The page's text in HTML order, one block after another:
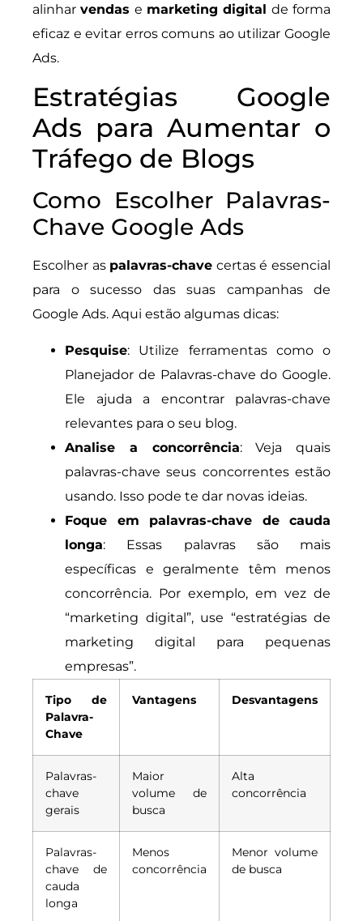
alinharvendas e marketing digital de forma
eficaz e evitar erros comuns ao utilizar Google
Ads.
Estratégias Google
Ads para Aumentar o
Tráfego de Blogs
Como Escolher Palavras-
Chave Google Ads
Escolher as palavras-chave certas é essencial
para o sucesso das suas campanhas de
Google Ads. Aqui estão algumas dicas:
Pesquise: Utilize ferramentas como o
Planejador de Palavras-chave do Google.
Ele ajuda a encontrar palavras-chave
relevantes para o seu blog.
Analise a concorrência: Veja quais
palavras-chave seus concorrentes estão
usando. Isso pode te dar novas ideias.
Foque em palavras-chave de cauda
longa: Essas palavras são mais
específicas e geralmente têm menos
concorrência. Por exemplo, em vez de
“marketing digital”, use “estratégias de
marketing digital para pequenas
empresas”.
Tipo de
Palavra-
Chave
Vantagens Desvantagens
Palavras-
chave
gerais
Maior
volume de
busca
Alta
concorrência
Palavras-
chave de
cauda
longa
Menos
concorrência
Menor volume
de busca